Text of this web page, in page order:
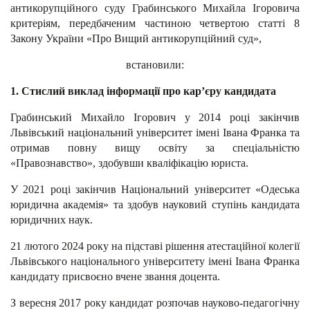
антикорупційного суду Грабинського Михайла Ігоровича
критеріям, передбаченим частиною четвертою статті 8
Закону України «Про Вищий антикорупційний суд»,
встановили:
1. Стислий виклад інформації про кар’єру кандидата
Грабинський Михайло Ігорович у 2014 році закінчив
Львівський національний університет імені Івана Франка та
отримав повну вищу освіту за спеціальністю
«Правознавство», здобувши кваліфікацію юриста.
У 2021 році закінчив Національний університет «Одеська
юридична академія» та здобув науковий ступінь кандидата
юридичних наук.
21 лютого 2024 року на підставі рішення атестаційної колегії
Львівського національного університету імені Івана Франка
кандидату присвоєно вчене звання доцента.
З вересня 2017 року кандидат розпочав науково-педагогічну